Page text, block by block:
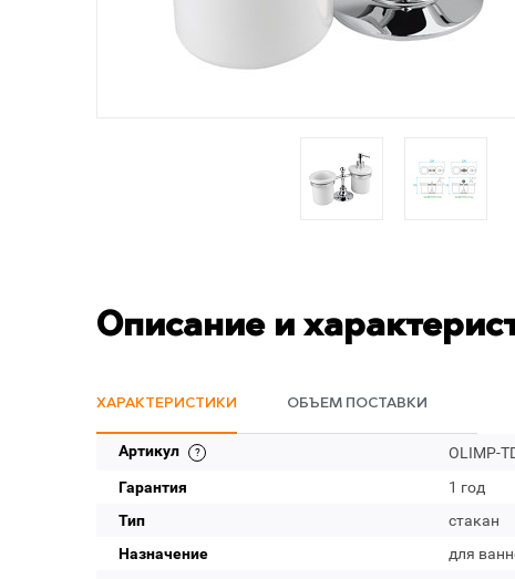
Описание и
ХАРАКТЕРИСТИКИ ОБЪЕМ ПОСТАВКИ
Артикул
OLIMP-
Гарантия
1 год
Тип
стакан
Назначение
для